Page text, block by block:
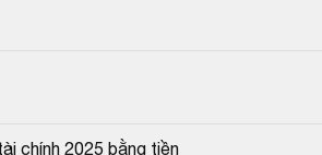
chính 2025 bằng tiền